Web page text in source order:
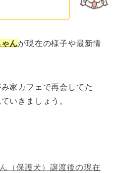
んが現在の様子や最新情
家カフェで再会してた
いきましょう。
（保護犬）譲渡後の現在